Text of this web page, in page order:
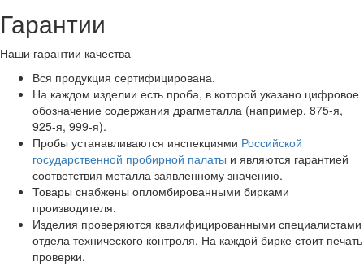
Гарантии
Наши гарантии качества
Вся продукция сертифицирована.
На каждом изделии есть проба, в которой указано цифровое
обозначение содержания драгметалла (например, 875-я,
925-я, 999-я).
Пробы устанавливаются инспекциями Российской
государственной пробирной палаты и являются гарантией
соответствия металла заявленному значению.
Товары снабжены опломбированными бирками
производителя.
Изделия проверяются квалифицированными специалистами
отдела технического контроля. На каждой бирке стоит печать
проверки.